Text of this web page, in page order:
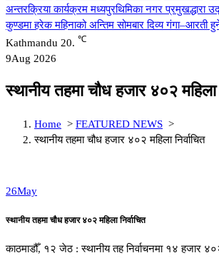
अन्तरक्रिया कार्यक्रम मध्यपुरथिमिका नगर प्रमुखद्धारा
कुण्डमा हरेक महिनाको अन्तिम सोमबार दिव्य गंगा–आरती
Kathmandu 20. ℃
9Aug 2026
स्थानीय तहमा चौध हजार ४०२ महिला
Home > FEATURED NEWS >
स्थानीय तहमा चौध हजार ४०२ महिला निर्वाचित
26May
स्थानीय तहमा चौध हजार ४०२ महिला निर्वाचित
काठमाडौँ, १२ जेठ : स्थानीय तह निर्वाचनमा १४ हजार ४०२